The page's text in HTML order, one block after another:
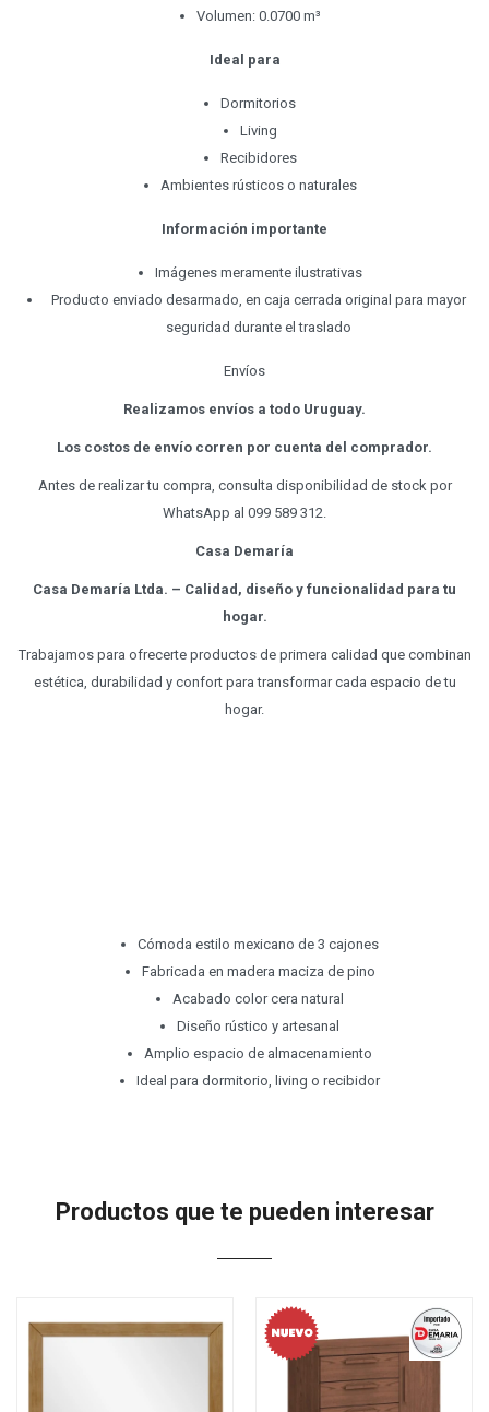
Volumen: 0.0700 m³
Ideal para
Dormitorios
Living
Recibidores
Ambientes rústicos o naturales
Información importante
Imágenes meramente ilustrativas
Producto enviado desarmado, en caja cerrada original para mayor
seguridad durante el traslado
Envíos
Realizamos envíos a todo Uruguay.
Los costos de envío corren por cuenta del comprador.
Antes de realizar tu compra, consulta disponibilidad de stock por
WhatsApp al 099 589 312.
Casa Demaría
Casa Demaría Ltda. – Calidad, diseño y funcionalidad para tu
hogar.
Trabajamos para ofrecerte productos de primera calidad que combinan
estética, durabilidad y confort para transformar cada espacio de tu
hogar.
Cómoda estilo mexicano de 3 cajones
Fabricada en madera maciza de pino
Acabado color cera natural
Diseño rústico y artesanal
Amplio espacio de almacenamiento
Ideal para dormitorio, living o recibidor
Productos que te pueden interesar